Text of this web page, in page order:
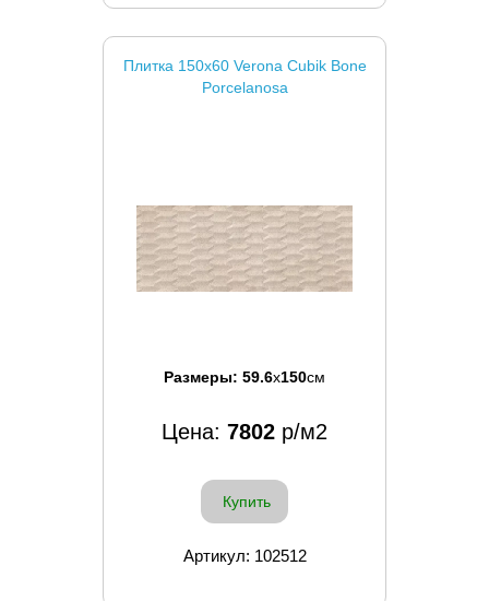
Плитка 150x60 Verona Cubik Bone
Porcelanosa
Размеры: 59.6x150см
Цена: 7802 р/м2
Купить
Артикул: 102512